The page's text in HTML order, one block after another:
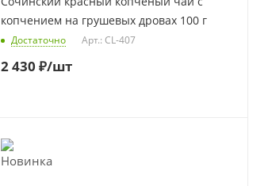
копчением на грушевых дровах 100 г
Достаточно Арт.: CL-407
2 430 ₽/шт